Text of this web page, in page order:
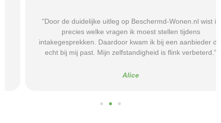
"Door de duidelijke uitleg op Beschermd-Wonen.nl wist ik
precies welke vragen ik moest stellen tijdens
intakegesprekken. Daardoor kwam ik bij een aanbieder die
echt bij mij past. Mijn zelfstandigheid is flink verbeterd."